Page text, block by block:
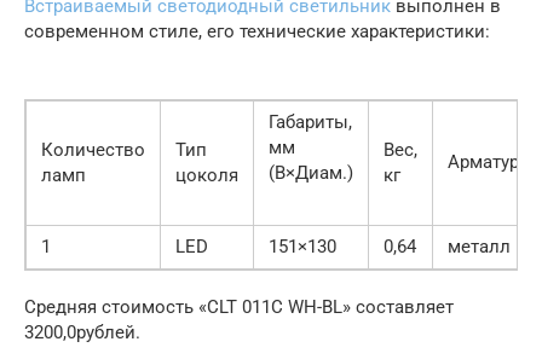
Встраиваемый светодиодный светильник выполнен в
современном стиле, его технические характеристики:
Количество
ламп
Тип
цоколя
Габариты,
мм
(В×Диам.)
Вес,
кг
Арматура
1 LED 151×130 0,64 металл
Средняя стоимость «CLT 011C WH-BL» составляет
3200,0рублей.